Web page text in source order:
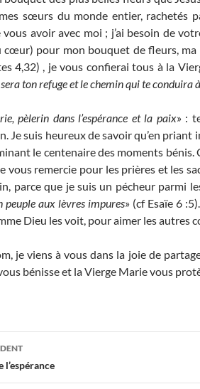
sœurs du monde entier, rachetés
vous avoir avec moi ; j’ai besoin de
cœur) pour mon bouquet de fleurs, ma
4,32) , je vous confierai tous à la
ton refuge et le chemin qui te conduira
pèlerin dans l’espérance et la paix» :
Je suis heureux de savoir qu’en
le centenaire des moments
vous remercie pour les prières et les
parce que je suis un pécheur parmi
peuple aux lèvres impures» (cf Esaïe 6
Dieu les voit, pour aimer les autres
je viens à vous dans la joie de
bénisse et la Vierge Marie vous
l’espérance